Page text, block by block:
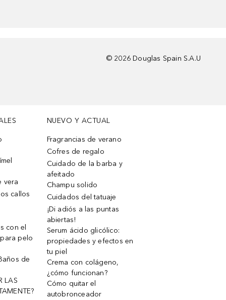
© 2026 Douglas Spain S.A.U
vera
callos
con el
pelo
de
LAS
NUEVO Y ACTUAL
Fragrancias de verano
Cofres de regalo
Cuidado de la barba y
afeitado
Champu solido
Cuidados del tatuaje
¡Di adiós a las puntas
abiertas!
Serum ácido glicólico:
propiedades y efectos en
tu piel
Crema con colágeno,
¿cómo funcionan?
Cómo quitar el
autobronceador